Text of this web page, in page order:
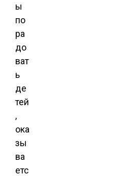
ы
по
ра
до
ват
ь
де
тей
,
ока
зы
ва
етс